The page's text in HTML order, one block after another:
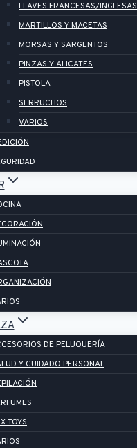
LLAVES FRANCESAS/INGLESAS
MARTILLOS Y MACETAS
MORSAS Y SARGENTOS
PINZAS Y ALICATES
PISTOLA
SERRUCHOS
VARIOS
DE PELUQUERÍA
Y CUIDADO PERSONAL
TOYS